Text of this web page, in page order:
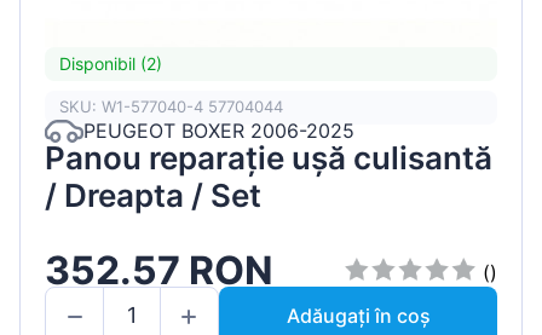
Disponibil (2)
SKU: W1-577040-4 57704044
PEUGEOT BOXER 2006-2025
Panou reparație ușă culisantă
/ Dreapta / Set
352.57 RON
()
Adăugați în coș